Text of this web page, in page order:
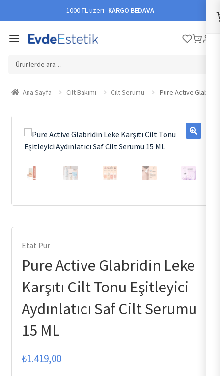
1000 TL üzeri KARGO BEDAVA
Ara:
Ana Sayfa Cilt Bakımı Cilt Serumu Pure Active Glabridin
Etat Pur
Pure Active Glabridin Leke
Karşıtı Cilt Tonu Eşitleyici
Aydınlatıcı Saf Cilt Serumu
15 ML
₺1.419,00